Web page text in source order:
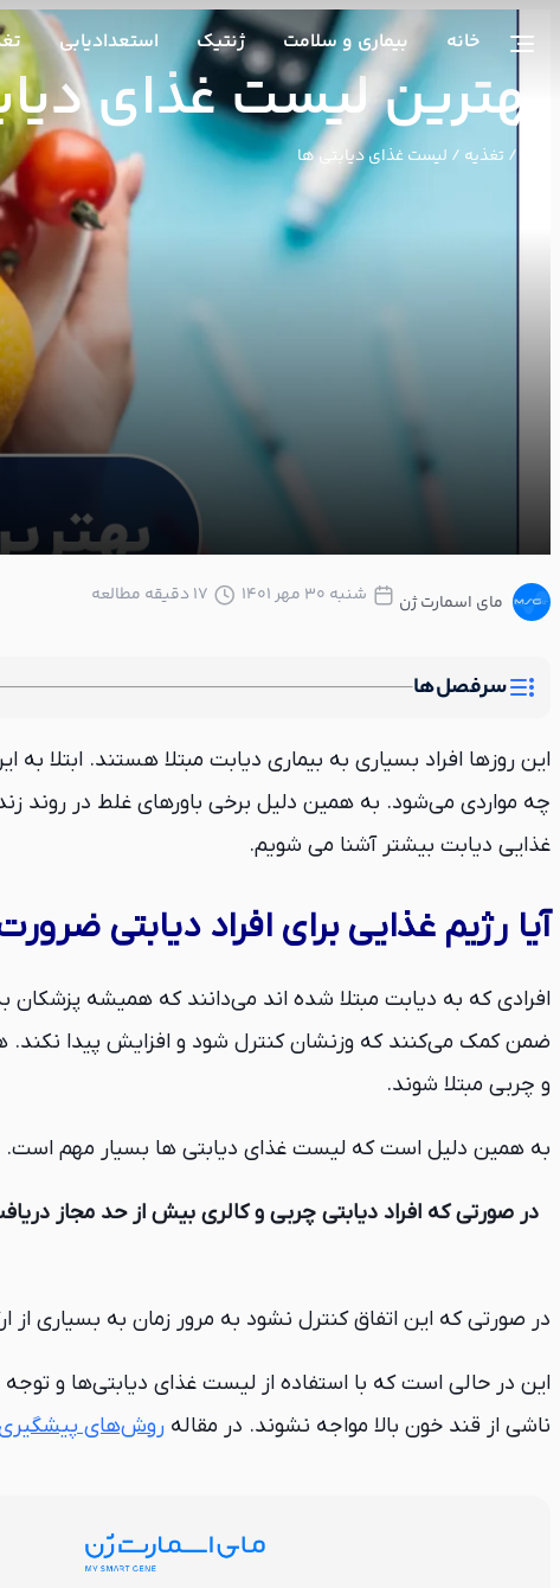
خانه بیماری و سلامت ژنتیک استعدادیابی
بهترین لیست غذای
/ تغذیه / لیست غذای دیابتی ها
مای اسمارت ژن شنبه ۳۰ مهر ۱۴۰۱ 17 دقیقه مطالعه
سرفصل‌ها
این روزها افراد بسیاری به بیماری دیابت مبتلا هستند. ابتلا
چه مواردی می‌شود. به همین دلیل برخی باورهای غلط در روند
غذایی دیابت بیشتر آشنا می شویم.
آیا رژیم غذایی برای افراد دیابتی
افرادی که به دیابت مبتلا شده ‌اند می‌دانند که همیشه
ضمن کمک می‌کنند که وزنشان کنترل شود و افزایش پیدا نکند.
و چربی مبتلا شوند.
به همین دلیل است که لیست غذای دیابتی ها بسیار مهم است.
در صورتی که افراد دیابتی چربی و کالری بیش از حد مجاز
در صورتی که این اتفاق کنترل نشود به مرور زمان به بسیاری
این در حالی است که با استفاده از لیست غذای دیابتی‌ها و
ناشی از قند خون بالا مواجه نشوند. در مقاله روش‌های پیشگیری